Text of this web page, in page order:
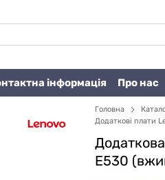
інформація Про нас
Головна
Додаткові плати
E530